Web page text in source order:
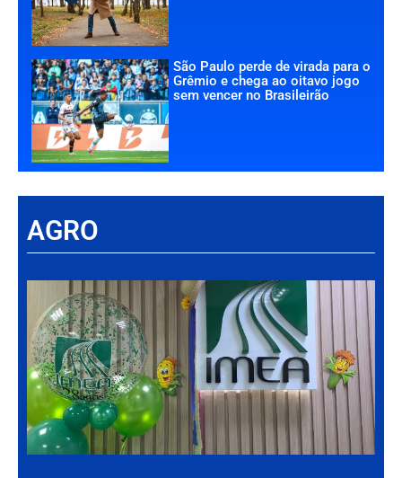
São Paulo perde de virada para o
Grêmio e chega ao oitavo jogo
sem vencer no Brasileirão
AGRO